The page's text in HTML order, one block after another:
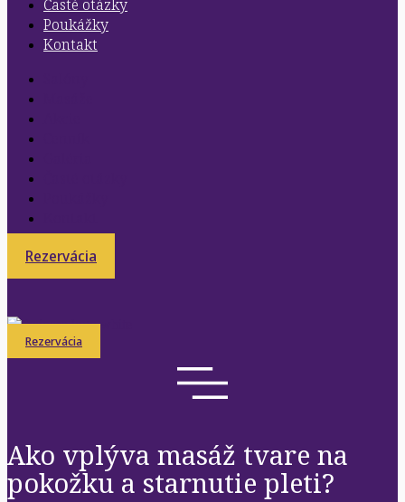
Časté otázky
Poukážky
Kontakt
Rezervácia
Rezervácia
Ako vplýva masáž tvare na
pokožku a starnutie pleti?